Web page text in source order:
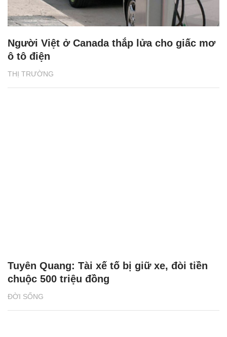
THỊ TRƯỜNG
Người Việt ở Canada thắp lửa cho giấc mơ
ô tô điện
ĐỜI SỐNG
Tuyên Quang: Tài xế tố bị giữ xe, đòi tiền
chuộc 500 triệu đồng